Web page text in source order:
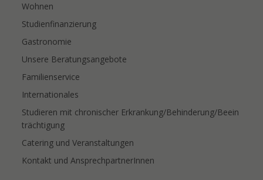
Wohnen
Studienfinanzierung
Gastronomie
Unsere Beratungsangebote
Familienservice
Internationales
Studieren mit chronischer Erkrankung/Behinderung/Beein
trächtigung
Catering und Veranstaltungen
Kontakt und AnsprechpartnerInnen